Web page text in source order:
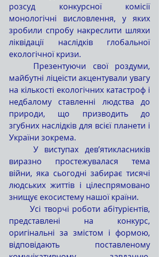
розсуд конкурсної комісії
монологічні висловлення, у яких
зробили спробу накреслити шляхи
ліквідації наслідків глобальної
екологічної кризи.
майбутні ліцеїсти акцентували увагу
на кількості екологічних катастроф і
недбалому ставленні людства до
природи, що призводить до
згубних наслідків для всієї планети і
України зокрема.
виразно простежувалася тема
війни, яка сьогодні забирає тисячі
людських життів і цілеспрямовано
знищує екосистему нашої країни.
	Усі творчі роботи абітурієнтів,
представлені на конкурс,
оригінальні за змістом і формою,
відповідають поставленому